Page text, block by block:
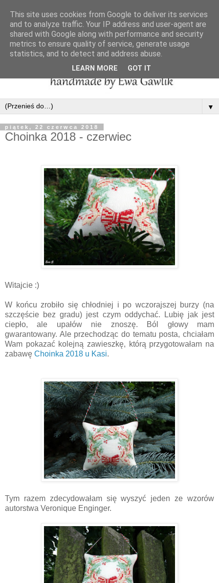
▼
piątek, 22 czerwca 2018
Choinka 2018 - czerwiec
Witajcie :)
W końcu zrobiło się chłodniej i po wczorajszej burzy (na
szczęście bez gradu) jest czym oddychać. Lubię jak jest
ciepło, ale upałów nie znoszę. Ból głowy mam
gwarantowany. Ale przechodząc do tematu posta, chciałam
Wam pokazać kolejną zawieszkę, którą przygotowałam na
zabawę Choinka 2018 u Kasi.
Tym razem zdecydowałam się wyszyć jeden ze wzorów
autorstwa Veronique Enginger.
This site uses cookies from Google to deliver its services
and to analyze traffic. Your IP address and user-agent are
shared with Google along with performance and security
metrics to ensure quality of service, generate usage
statistics, and to detect and address abuse.
LEARN MORE GOT IT